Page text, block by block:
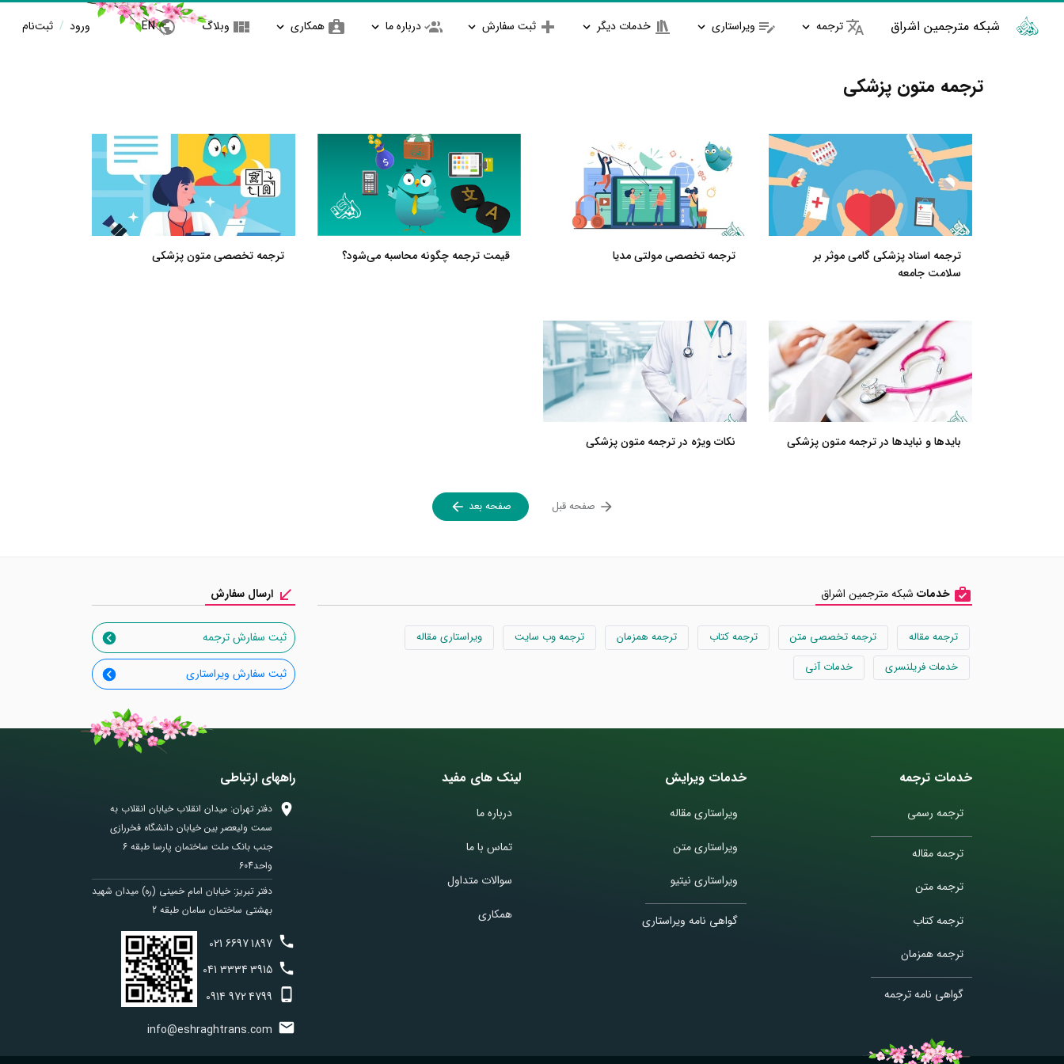
شبکه مترجمین اشراق ترجمه ویراستاری خدمات دیگر ثبت سفارش درباره ما همکاری وبلاگ EN ورود / ثبت‌نام
ترجمه متون پزشکی
ترجمه اسناد پزشکی گامی موثر بر
سلامت جامعه
ترجمه تخصصی مولتی مدیا قیمت ترجمه چگونه محاسبه می‌شود؟ ترجمه تخصصی متون پزشکی
بایدها و نبایدها در ترجمه متون پزشکی نکات ویژه در ترجمه متون پزشکی
صفحه قبل صفحه بعد
خدمات شبکه مترجمین اشراق
ترجمه مقاله ترجمه تخصصی متن ترجمه کتاب ترجمه همزمان ترجمه وب سایت
ویراستاری مقاله
خدمات فریلنسری
خدمات آنی
ارسال سفارش
ثبت سفارش ترجمه
ثبت سفارش ویراستاری
خدمات ترجمه
ترجمه رسمی
ترجمه مقاله
ترجمه متن
ترجمه کتاب
ترجمه همزمان
گواهی نامه ترجمه
خدمات ویرایش
ویراستاری مقاله
ویراستاری متن
ویراستاری نیتیو
گواهی نامه ویراستاری
لینک های مفید
درباره ما
تماس با ما
سوالات متداول
همکاری
راههای ارتباطی
دفتر تهران: میدان انقلاب خیابان انقلاب به
سمت ولیعصر بین خیابان دانشگاه فخررازی
جنب بانک ملت ساختمان پارسا طبقه 6
واحد604
دفتر تبریز: خیابان امام خمینی (ره) میدان شهید
بهشتی ساختمان سامان طبقه 2
021 66971897
041 33343915
0914 9724799
info@eshraghtrans.com